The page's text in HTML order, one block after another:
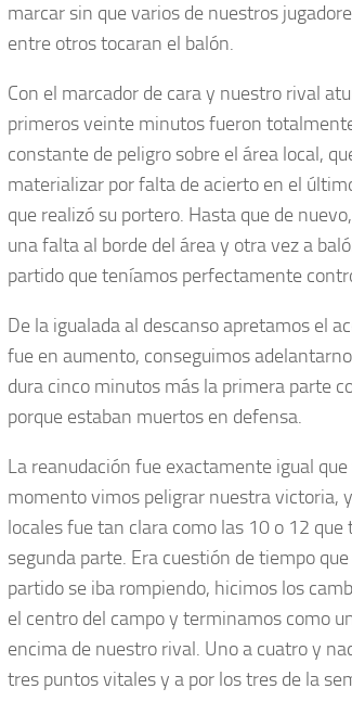
marcar sin que varios de nuestros
entre otros tocaran el balón.
Con el marcador de cara y nuestro rival
primeros veinte minutos fueron
constante de peligro sobre el área local,
materializar por falta de acierto en el
que realizó su portero. Hasta que de
una falta al borde del área y otra vez a
partido que teníamos perfectamente
De la igualada al descanso apretamos el
fue en aumento, conseguimos
dura cinco minutos más la primera parte
porque estaban muertos en defensa.
La reanudación fue exactamente igual
momento vimos peligrar nuestra victoria,
locales fue tan clara como las 10 o 12
segunda parte. Era cuestión de tiempo
partido se iba rompiendo, hicimos los
el centro del campo y terminamos como
encima de nuestro rival. Uno a cuatro y
tres puntos vitales y a por los tres de la